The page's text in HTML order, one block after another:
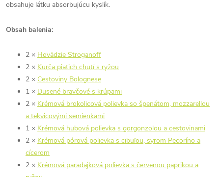
obsahuje látku absorbujúcu kyslík.
Obsah balenia:
2 × Hovädzie Stroganoff
2 × Kurča piatich chutí s ryžou
2 × Cestoviny Bolognese
1 × Dusené bravčové s krúpami
2 × Krémová brokolicová polievka so špenátom, mozzarellou
a tekvicovými semienkami
1 × Krémová hubová polievka s gorgonzolou a cestovinami
2 × Krémová pórová polievka s cibuľou, syrom Pecoríno a
cícerom
2 × Krémová paradajková polievka s červenou paprikou a